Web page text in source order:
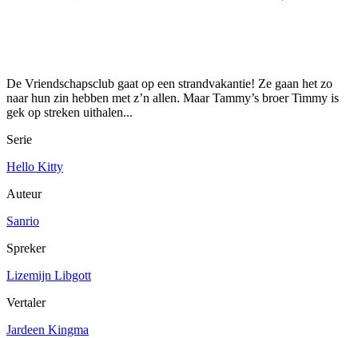
De Vriendschapsclub gaat op een strandvakantie! Ze gaan het zo
naar hun zin hebben met z’n allen. Maar Tammy’s broer Timmy is
gek op streken uithalen...
Serie
Hello Kitty
Auteur
Sanrio
Spreker
Lizemijn Libgott
Vertaler
Jardeen Kingma